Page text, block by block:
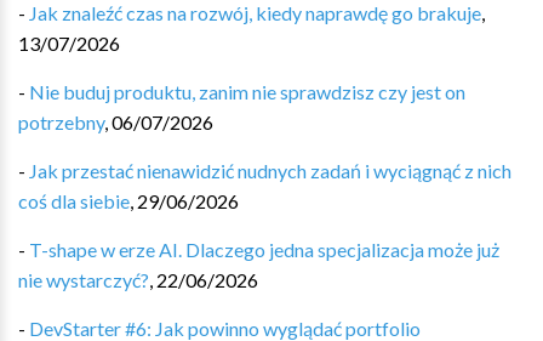
- Jak znaleźć czas na rozwój, kiedy naprawdę go brakuje,
13/07/2026
- Nie buduj produktu, zanim nie sprawdzisz czy jest on
potrzebny,06/07/2026
- Jak przestać nienawidzić nudnych zadań i wyciągnąć z nich
coś dla siebie, 29/06/2026
- T-shape w erze AI. Dlaczego jedna specjalizacja może już
nie wystarczyć?, 22/06/2026
- DevStarter #6: Jak powinno wyglądać portfolio